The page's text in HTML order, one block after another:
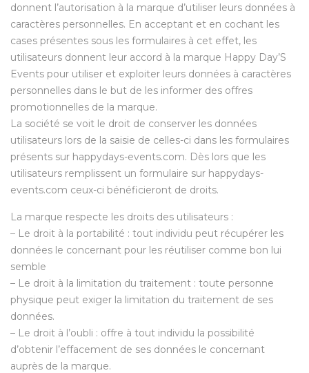
donnent l’autorisation à la marque d’utiliser leurs données à
caractères personnelles. En acceptant et en cochant les
cases présentes sous les formulaires à cet effet, les
utilisateurs donnent leur accord à la marque Happy Day’S
Events pour utiliser et exploiter leurs données à caractères
personnelles dans le but de les informer des offres
promotionnelles de la marque.
La société se voit le droit de conserver les données
utilisateurs lors de la saisie de celles-ci dans les formulaires
présents sur happydays-events.com. Dès lors que les
utilisateurs remplissent un formulaire sur happydays-
events.com ceux-ci bénéficieront de droits.
La marque respecte les droits des utilisateurs :
– Le droit à la portabilité : tout individu peut récupérer les
données le concernant pour les réutiliser comme bon lui
semble
– Le droit à la limitation du traitement : toute personne
physique peut exiger la limitation du traitement de ses
données.
– Le droit à l’oubli : offre à tout individu la possibilité
d’obtenir l’effacement de ses données le concernant
auprès de la marque.